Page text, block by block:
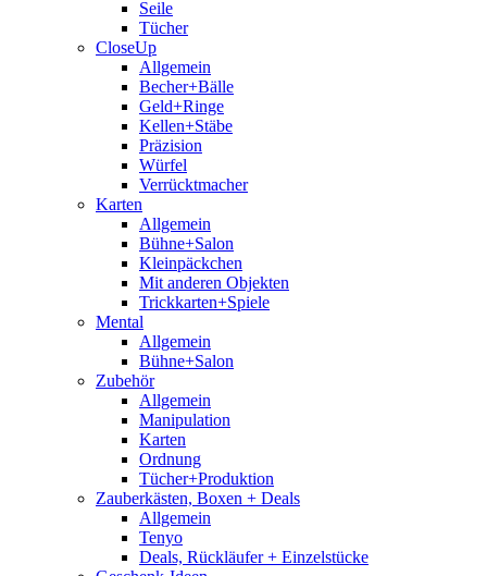
Seile
Tücher
CloseUp
Allgemein
Becher+Bälle
Geld+Ringe
Kellen+Stäbe
Präzision
Würfel
Verrücktmacher
Karten
Allgemein
Bühne+Salon
Kleinpäckchen
Mit anderen Objekten
Trickkarten+Spiele
Mental
Allgemein
Bühne+Salon
Zubehör
Allgemein
Manipulation
Karten
Ordnung
Tücher+Produktion
Zauberkästen, Boxen + Deals
Allgemein
Tenyo
Deals, Rückläufer + Einzelstücke